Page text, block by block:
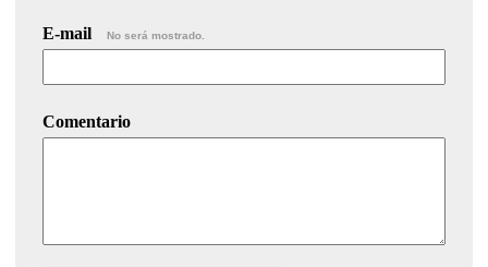
E-mail No será mostrado.
Comentario